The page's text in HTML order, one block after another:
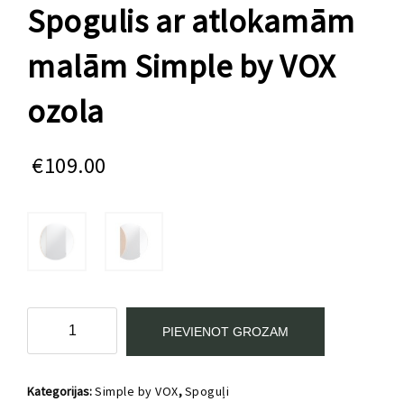
Spogulis ar atlokamām
malām Simple by VOX
ozola
€109.00
atlokamām
Simple
PIEVIENOT GROZAM
Kategorijas:Simple by VOX,Spoguļi